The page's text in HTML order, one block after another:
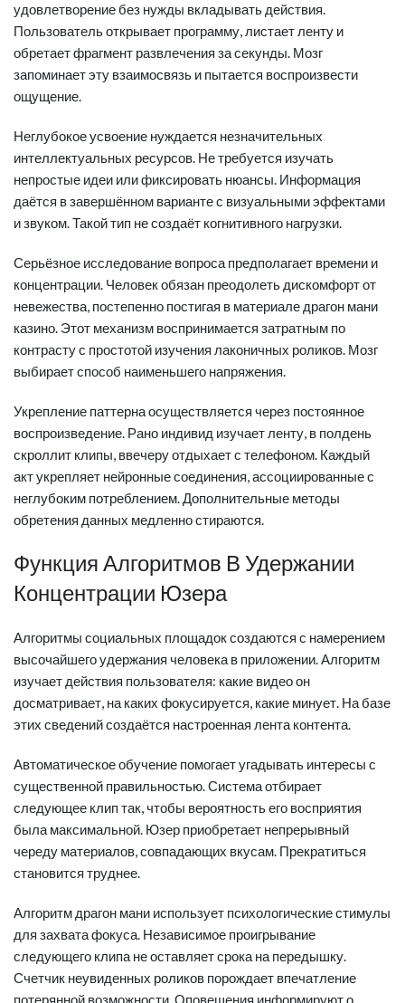
удовлетворение без нужды вкладывать действия.
Пользователь открывает программу, листает ленту и
обретает фрагмент развлечения за секунды. Мозг
запоминает эту взаимосвязь и пытается воспроизвести
ощущение.
Неглубокое усвоение нуждается незначительных
интеллектуальных ресурсов. Не требуется изучать
непростые идеи или фиксировать нюансы. Информация
даётся в завершённом варианте с визуальными эффектами
и звуком. Такой тип не создаёт когнитивного нагрузки.
Серьёзное исследование вопроса предполагает времени и
концентрации. Человек обязан преодолеть дискомфорт от
невежества, постепенно постигая в материале драгон мани
казино. Этот механизм воспринимается затратным по
контрасту с простотой изучения лаконичных роликов. Мозг
выбирает способ наименьшего напряжения.
Укрепление паттерна осуществляется через постоянное
воспроизведение. Рано индивид изучает ленту, в полдень
скроллит клипы, ввечеру отдыхает с телефоном. Каждый
акт укрепляет нейронные соединения, ассоциированные с
неглубоким потреблением. Дополнительные методы
обретения данных медленно стираются.
Функция Алгоритмов В Удержании
Концентрации Юзера
Алгоритмы социальных площадок создаются с намерением
высочайшего удержания человека в приложении. Алгоритм
изучает действия пользователя: какие видео он
досматривает, на каких фокусируется, какие минует. На базе
этих сведений создаётся настроенная лента контента.
Автоматическое обучение помогает угадывать интересы с
существенной правильностью. Система отбирает
следующее клип так, чтобы вероятность его восприятия
была максимальной. Юзер приобретает непрерывный
череду материалов, совпадающих вкусам. Прекратиться
становится труднее.
Алгоритм драгон мани использует психологические стимулы
для захвата фокуса. Независимое проигрывание
следующего клипа не оставляет срока на передышку.
Счетчик неувиденных роликов порождает впечатление
потерянной возможности. Оповещения информируют о